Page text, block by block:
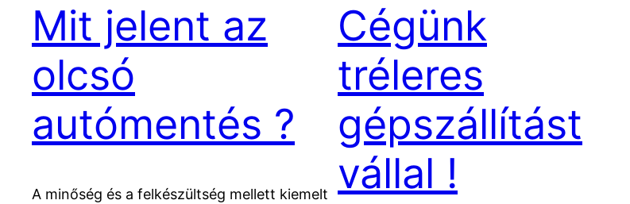
Mit jelent az
olcsó
autómentés ?
A minőség és a felkészültség mellett kiemelt
Cégünk
tréleres
gépszállítást
vállal !